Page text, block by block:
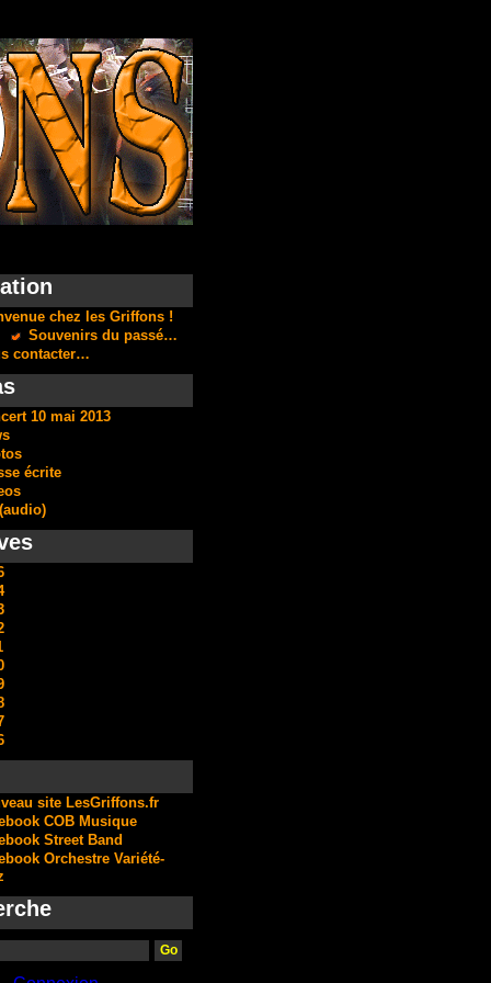
chez les Griffons !
Souvenirs du passé…
contacter…
10 mai 2013
écrite
site LesGriffons.fr
COB Musique
Street Band
Orchestre Variété-